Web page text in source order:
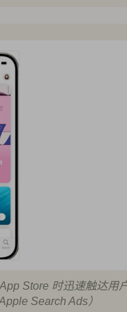
Store 时迅速触达用
Search Ads）